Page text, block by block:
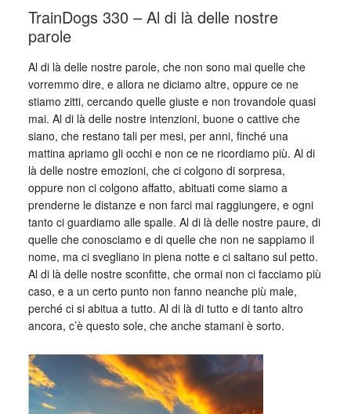
TrainDogs 330 – Al di là delle nostre
parole
Al di là delle nostre parole, che non sono mai quelle che
vorremmo dire, e allora ne diciamo altre, oppure ce ne
stiamo zitti, cercando quelle giuste e non trovandole quasi
mai. Al di là delle nostre intenzioni, buone o cattive che
siano, che restano tali per mesi, per anni, finché una
mattina apriamo gli occhi e non ce ne ricordiamo più. Al di
là delle nostre emozioni, che ci colgono di sorpresa,
oppure non ci colgono affatto, abituati come siamo a
prenderne le distanze e non farci mai raggiungere, e ogni
tanto ci guardiamo alle spalle. Al di là delle nostre paure, di
quelle che conosciamo e di quelle che non ne sappiamo il
nome, ma ci svegliano in piena notte e ci saltano sul petto.
Al di là delle nostre sconfitte, che ormai non ci facciamo più
caso, e a un certo punto non fanno neanche più male,
perché ci si abitua a tutto. Al di là di tutto e di tanto altro
ancora, c’è questo sole, che anche stamani è sorto.